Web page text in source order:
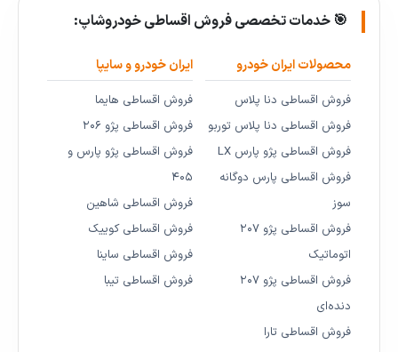
🎯 خدمات تخصصی فروش اقساطی خودروشاپ:
محصولات ایران خودرو
فروش اقساطی دنا پلاس
فروش اقساطی دنا پلاس توربو
فروش اقساطی پژو پارس LX
فروش اقساطی پارس دوگانه
سوز
فروش اقساطی پژو ۲۰۷
اتوماتیک
فروش اقساطی پژو ۲۰۷
دنده‌ای
فروش اقساطی تارا
ایران خودرو و سایپا
فروش اقساطی هایما
فروش اقساطی پژو ۲۰۶
فروش اقساطی پژو پارس و
۴۰۵
فروش اقساطی شاهین
فروش اقساطی کوییک
فروش اقساطی ساینا
فروش اقساطی تیبا